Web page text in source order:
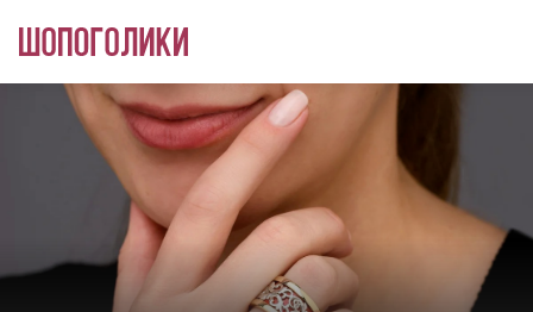
Перейти к основному содержанию